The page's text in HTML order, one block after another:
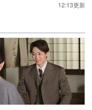
12:13更新